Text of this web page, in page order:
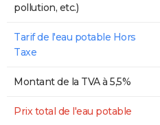
pollution, etc.)
Tarif de l'eau potable Hors
Taxe
Montant de la TVA à 5,5%
Prix total de l'eau potable